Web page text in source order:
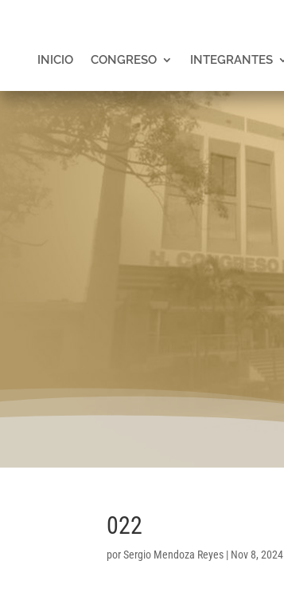
INICIO CONGRESO INTEGRANTES
022
porSergio Mendoza Reyes | Nov 8, 2024